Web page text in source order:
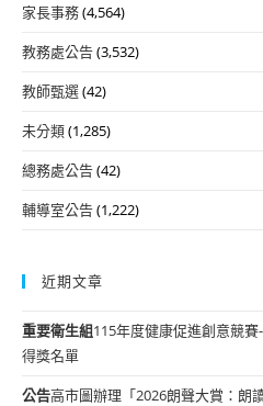
家長事務(4,564)
教務處公告(3,532)
教師甄選(42)
未分類(1,285)
總務處公告(42)
輔導室公告(1,222)
近期文章
重要衛生組115年度健康促進創意競
得獎名單
公告高市圖辦理「2026朗聲大賞：朗